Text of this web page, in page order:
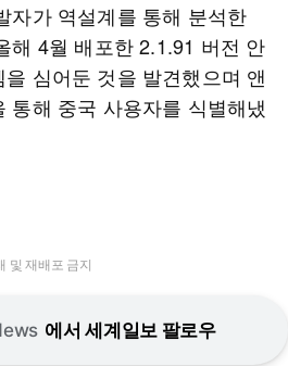
자가 역설계를 통해 분석한
해 4월 배포한 2.1.91 버전 안
심어둔 것을 발견했으며 앤
통해 중국 사용자를 식별해냈
및 재배포 금지
에서 세계일보 팔로우